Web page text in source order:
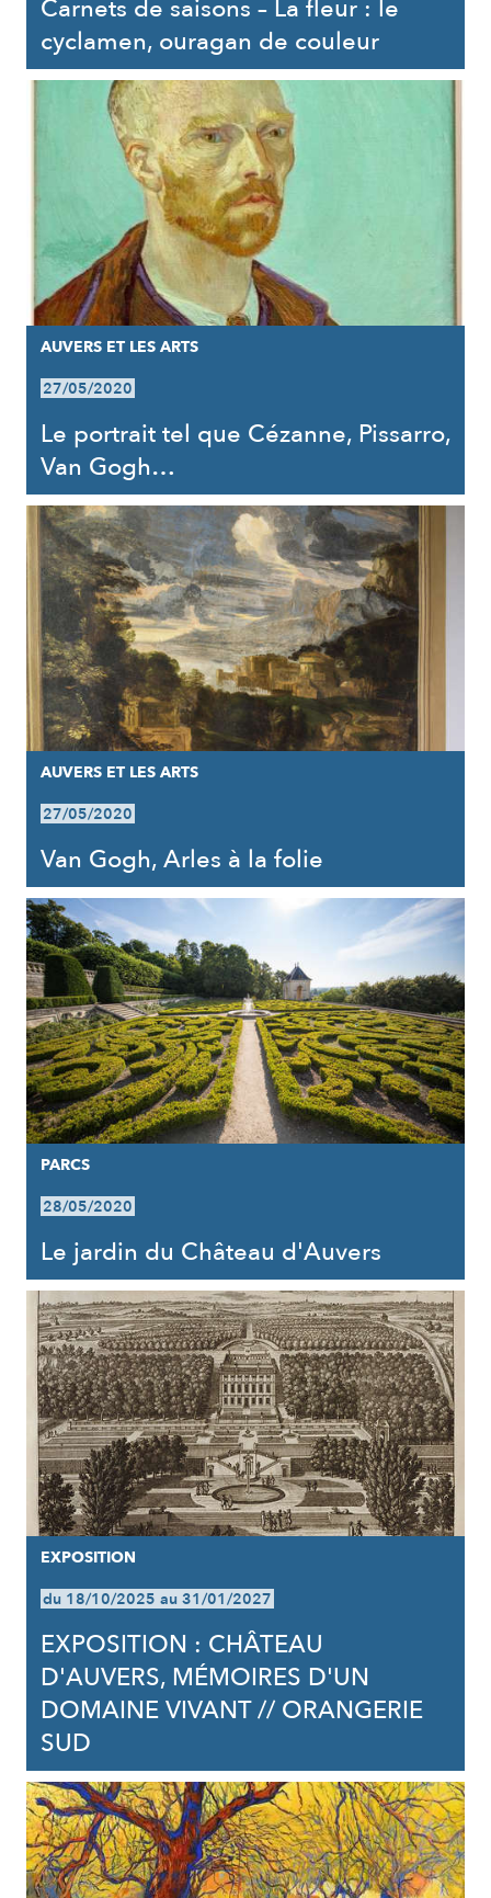
Carnets de saisons – La fleur : le
cyclamen, ouragan de couleur
AUVERS ET LES ARTS
27/05/2020
Le portrait tel que Cézanne, Pissarro,
Van Gogh…
AUVERS ET LES ARTS
27/05/2020
Van Gogh, Arles à la folie
PARCS
28/05/2020
Le jardin du Château d'Auvers
EXPOSITION
du 18/10/2025 au 31/01/2027
EXPOSITION : CHÂTEAU
D'AUVERS, MÉMOIRES D'UN
DOMAINE VIVANT // ORANGERIE
SUD